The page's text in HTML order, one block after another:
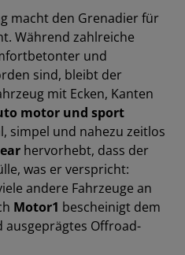
macht den Grenadier für
Während zahlreiche
und
sind, bleibt der
mit Ecken, Kanten
motor und sport
simpel und nahezu zeitlos
hervorhebt, dass der
was er verspricht:
andere Fahrzeuge an
Motor1 bescheinigt dem
ausgeprägtes Offroad-